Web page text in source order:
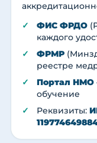
ФИС ФРДО
каждого
ФРМР
реестре
Портал НМО
обучение
Реквизиты: